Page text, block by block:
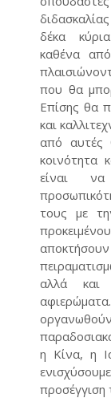
δέκα
καθένα
που θα
Επίσης θα
και
από αυτές
κοινότητα
είναι να
τους με
αλλά και
η Κίνα, η
προσέγγιση